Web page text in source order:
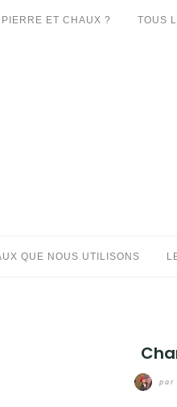
ET CHAUX ? TOUS
QUE NOUS UTILISONS
par